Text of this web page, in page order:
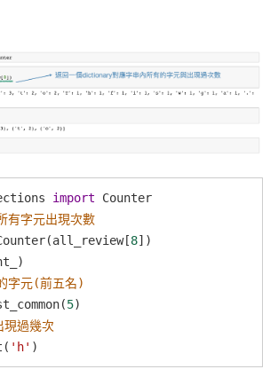
import
Counter
有字元出現次數
(all_review[8])
)
字元(前五名)
(5)
過幾次
( 'h' )